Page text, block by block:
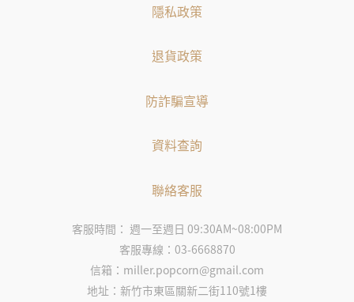
隱私政策
退貨政策
防詐騙宣導
資料查詢
聯絡客服
客服時間： 週一至週日 09:30AM~08:00PM
客服專線：03-6668870
信箱：miller.popcorn@gmail.com
地址：新竹市東區關新二街110號1樓